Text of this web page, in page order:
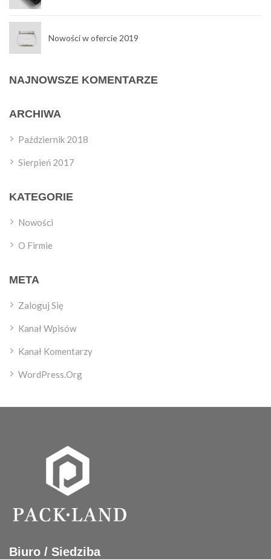
Nowości w ofercie 2019
NAJNOWSZE KOMENTARZE
ARCHIWA
Październik 2018
Sierpień 2017
KATEGORIE
Nowości
O Firmie
META
Zaloguj Się
Kanał Wpisów
Kanał Komentarzy
WordPress.org
Biuro / Siedziba